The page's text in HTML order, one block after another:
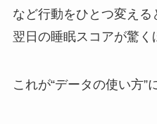
など行動をひとつ変える
翌日の睡眠スコアが驚く
これが“データの使い方”